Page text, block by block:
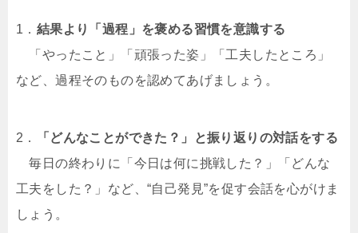
1． 結果より「過程」を褒める習慣を意識する
「やったこと」「頑張った姿」「工夫したところ」
など、過程そのものを認めてあげましょう。
2．
「どんなことができた？」と振り返りの対話をする
毎日の終わりに「今日は何に挑戦した？」「どんな
工夫をした？」など、“自己発見”を促す会話を心がけま
しょう。